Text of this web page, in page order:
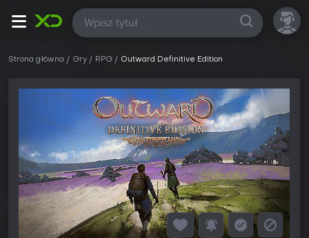
Wszystkie
Strona główna Gry RPG Outward Definitive Edition